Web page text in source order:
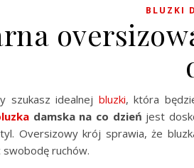
BLUZKI
szukasz idealnej bluzki, która
damska na co dzień jest
Oversizowy krój sprawia, że
swobodę ruchów.